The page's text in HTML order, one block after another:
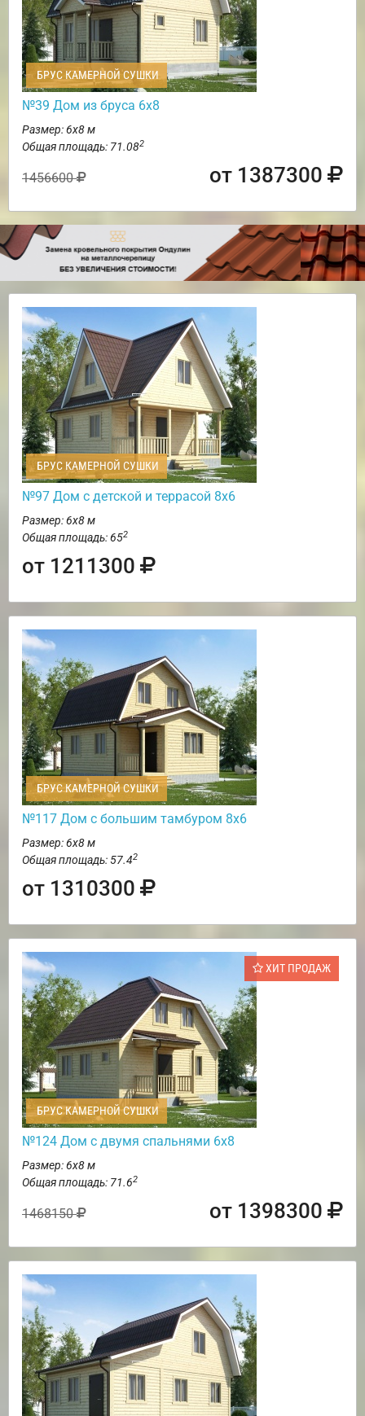
БРУС КАМЕРНОЙ СУШКИ
№39 Дом из бруса 6х8
Размер: 6х8 м
Общая площадь: 71.082
1456600 от 1387300
БРУС КАМЕРНОЙ СУШКИ
№97 Дом с детской и террасой 8х6
Размер: 6х8 м
Общая площадь: 652
от 1211300
БРУС КАМЕРНОЙ СУШКИ
№117 Дом с большим тамбуром 8х6
Размер: 6х8 м
Общая площадь: 57.42
от 1310300
ХИТ ПРОДАЖ
БРУС КАМЕРНОЙ СУШКИ
№124 Дом с двумя спальнями 6х8
Размер: 6х8 м
Общая площадь: 71.62
1468150 от 1398300